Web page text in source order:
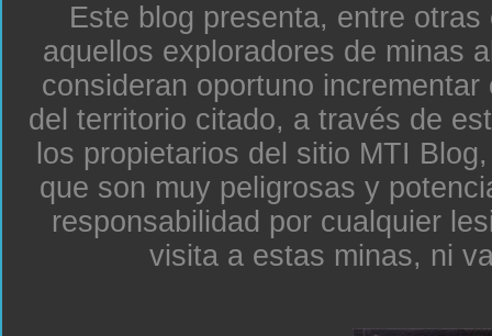
Este blog presenta, entre
aquellos exploradores de minas
consideran oportuno
del territorio citado, a través de
los propietarios del sitio MTI
que son muy peligrosas y
responsabilidad por cualquier
visita a estas minas, ni